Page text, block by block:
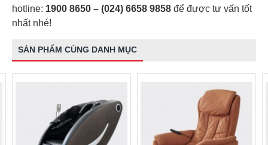
hotline: 1900 8650 – (024) 6658 9858 để được tư vấn tốt
nhất nhé!
SẢN PHẨM CÙNG DANH MỤC